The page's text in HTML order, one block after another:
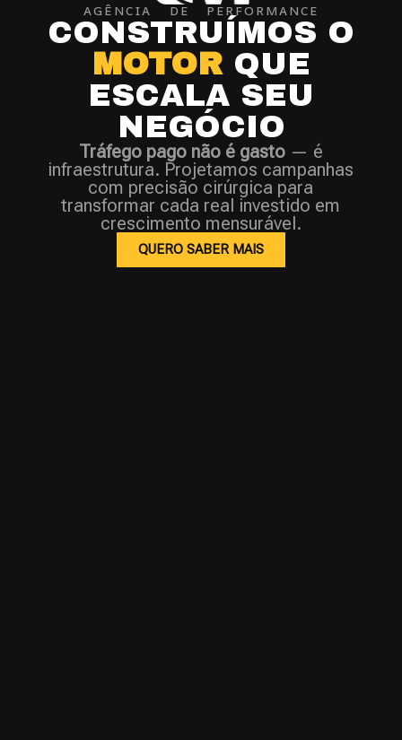
AGÊNCIA DE PERFORMANCE
CONSTRUÍMOS O
MOTORQUE
ESCALA SEU
NEGÓCIO
Tráfego pago não é gasto— é
infraestrutura. Projetamos campanhas
com precisão cirúrgica para
transformar cada real investido em
crescimento mensurável.
QUERO SABER MAIS